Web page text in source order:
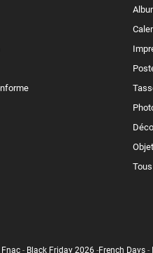
- Black Friday 2026 -French Days -